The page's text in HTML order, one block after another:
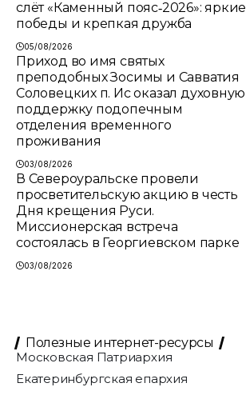
слёт «Каменный пояс‑2026»: яркие
победы и крепкая дружба
05/08/2026
Приход во имя святых
преподобных Зосимы и Савватия
Соловецких п. Ис оказал духовную
поддержку подопечным
отделения временного
проживания
03/08/2026
В Североуральске провели
просветительскую акцию в честь
Дня крещения Руси.
Миссионерская встреча
состоялась в Георгиевском парке
03/08/2026
Полезные интернет-ресурсы
Московская Патриархия
Екатеринбургская епархия